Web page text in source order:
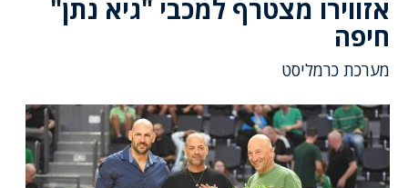
אזווירו מצטרף למכבי "גיא נתן"
חיפה
מערכת כרמליסט